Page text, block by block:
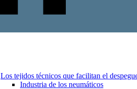
Los tejidos técnicos que facilitan el
Industria de los neumáticos